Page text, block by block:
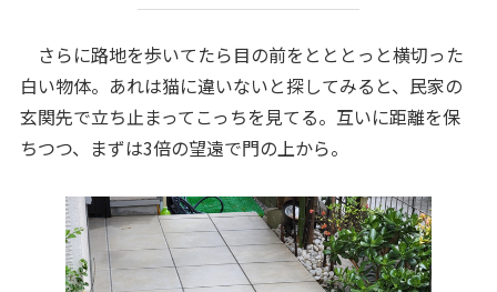
さらに路地を歩いてたら目の前をとととっと横切った
白い物体。あれは猫に違いないと探してみると、民家の
玄関先で立ち止まってこっちを見てる。互いに距離を保
ちつつ、まずは3倍の望遠で門の上から。